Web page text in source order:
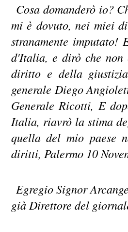
Cosa domanderò io?
mi è dovuto, nei miei
stranamente imputato!
d'Italia, e dirò che non
diritto e della
generale Diego
Generale Ricotti, E
Italia, riavrò la stima
quella del mio paese
diritti, Palermo 10
Egregio Signor
già Direttore del